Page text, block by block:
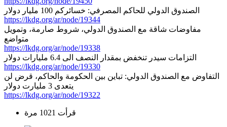
الصندوق الدولي للحاكم المصرفي: خسائركم 100 مليار دولار
https://lkdg.org/ar/node/19344
مفاوضات شاقة مع الصندوق الدولي، شروط صارمة، وتمويل
متواضع
https://lkdg.org/ar/node/19338
التزامات سيدر تنخفض بمقدار النصف الى 6.4 مليارات دولار
https://lkdg.org/ar/node/19330
التفاوض مع الصندوق الدولي: تباين بين الحكومة والحاكم، قرض لن
يتعدى 3 مليارت دولار
https://lkdg.org/ar/node/19322
قرأت 1021 مرة